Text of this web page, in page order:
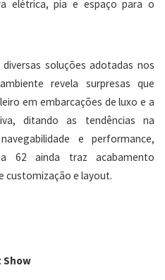
elétrica, pia e espaço para o
soluções adotadas nos
revela surpresas que
em embarcações de luxo e a
ditando as tendências na
e performance,
a 62 ainda traz acabamento
customização e layout.
Show